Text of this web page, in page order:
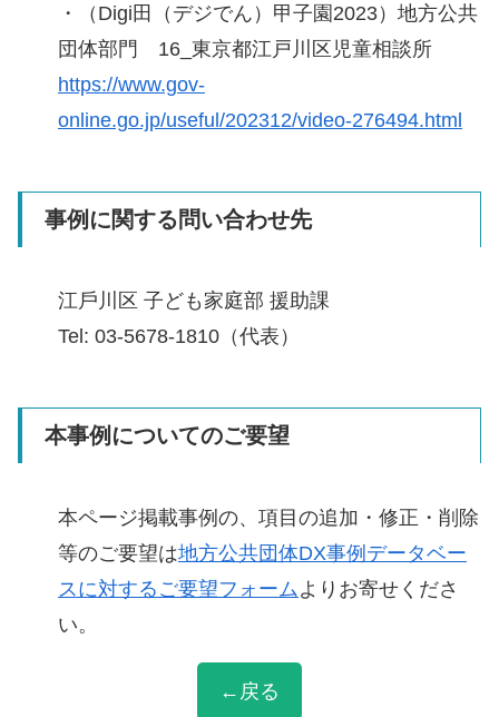
←戻る
・（Digi田（デジでん）甲子園2023）地方公共
団体部門 16_東京都江戸川区児童相談所
https://www.gov-
online.go.jp/useful/202312/video-276494.html
事例に関する問い合わせ先
江⼾川区 ⼦ども家庭部 援助課
Tel: 03-5678-1810（代表）
本事例についてのご要望
本ページ掲載事例の、項目の追加・修正・削除
等のご要望は地方公共団体DX事例データベー
スに対するご要望フォーム よりお寄せくださ
い。